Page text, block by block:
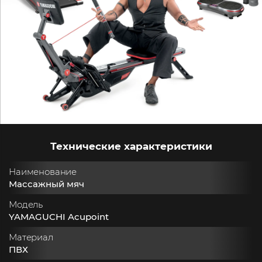
Технические характеристики
Наименование
Массажный мяч
Модель
YAMAGUCHI Acupoint
Материал
ПВХ